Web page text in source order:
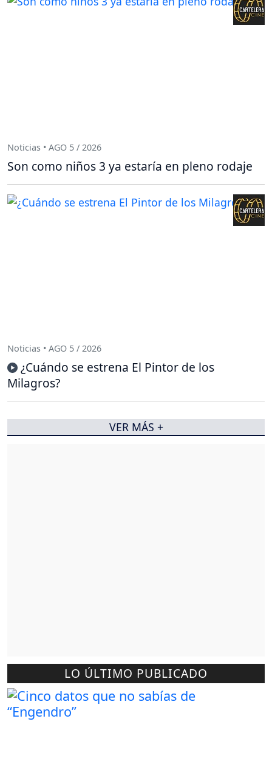
LO ÚLTIMO PUBLICADO
Noticias • AGO 5 / 2026
Son como niños 3 ya estaría en pleno rodaje
Noticias • AGO 5 / 2026
¿Cuándo se estrena El Pintor de los
Milagros?
VER MÁS +